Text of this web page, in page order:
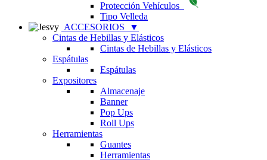
Protección Vehículos
Tipo Velleda
ACCESORIOS
▼
Cintas de Hebillas y Elásticos
Cintas de Hebillas y Elásticos
Espátulas
Espátulas
Expositores
Almacenaje
Banner
Pop Ups
Roll Ups
Herramientas
Guantes
Herramientas